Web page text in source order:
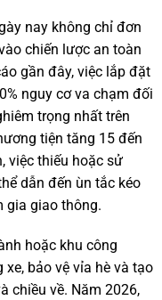
nay không chỉ đơn
chiến lược an toàn
gần đây, việc lắp đặt
nguy cơ va chạm đối
trọng nhất trên
tiện tăng 15 đến
việc thiếu hoặc sử
dẫn đến ùn tắc kéo
gia giao thông.
hoặc khu công
bảo vệ vỉa hè và tạo
chiều về. Năm 2026,